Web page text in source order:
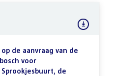
de aanvraag van de
voor
de